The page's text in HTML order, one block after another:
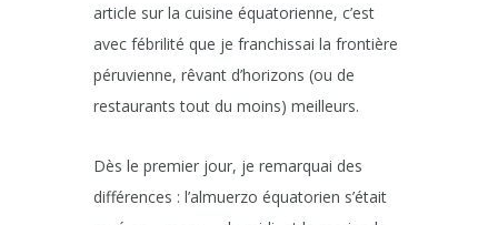
article sur la cuisine équatorienne, c’est
avec fébrilité que je franchissai la frontière
péruvienne, rêvant d’horizons (ou de
restaurants tout du moins) meilleurs.
Dès le premier jour, je remarquai des
différences : l’almuerzo équatorien s’était